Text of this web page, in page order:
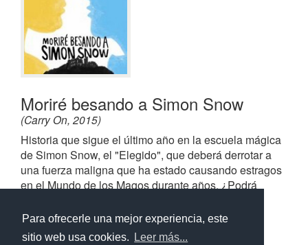
Para ofrecerle una mejor experiencia, este
sitio web usa cookies.
Leer más...
Moriré besando a Simon Snow
(Carry On, 2015)
Historia que sigue el último año en la escuela mágica
de Simon Snow, el "Elegido", que deberá derrotar a
una fuerza maligna que ha estado causando estragos
en el Mundo de los Magos durante años. ¿Podrá